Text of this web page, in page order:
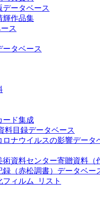
データベース
輝作品集
ス
ータベース
ド集成
料目録データベース
ロナウイルスの影響データ
資料センター寄贈資料（
（赤松調書）データベー
ィルム_リスト